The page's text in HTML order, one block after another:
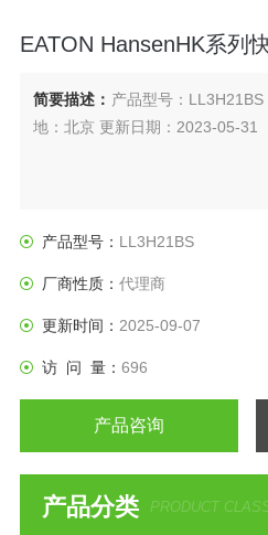
EATON HansenHK系列
简要描述： 产品型号：
地：北京 更新日期：2023-05-31
产品型号： LL3H21BS
厂商性质： 代理商
更新时间： 2025-09-07
访 问 量： 696
产品咨询
产品分类 PRODUCT